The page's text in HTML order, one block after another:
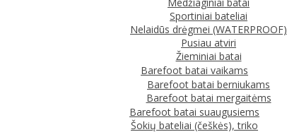
Sportiniai bateliai
Nelaidūs drėgmei (WATERPROOF)
Pusiau atviri
Žieminiai batai
Barefoot batai vaikams
Barefoot batai berniukams
Barefoot batai mergaitėms
Barefoot batai suaugusiems
Šokių bateliai (češkės), triko